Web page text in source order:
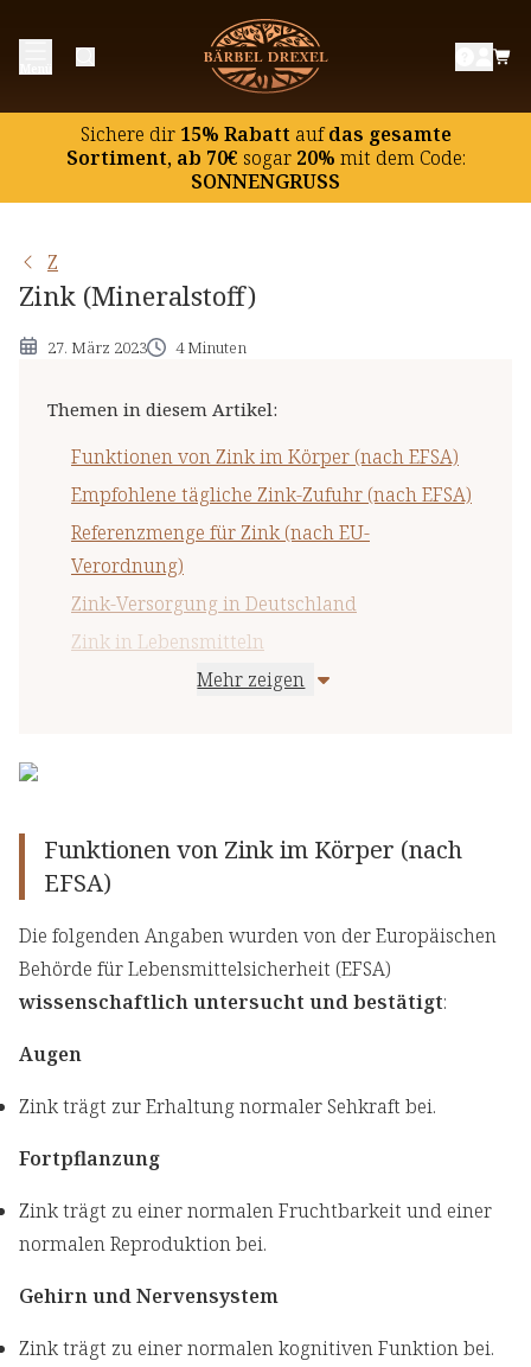
Sichere dir15% Rabatt aufdas gesamte
Sortiment, ab 70€ sogar20% mit dem Code:
SONNENGRUSS
Z
Zink (Mineralstoff)
27. März 2023 4 Minuten
Themen in diesem Artikel:
Funktionen von Zink im Körper (nach EFSA)
Empfohlene tägliche Zink-Zufuhr (nach EFSA)
Referenzmenge für Zink (nach EU-
Verordnung)
Zink-Versorgung in Deutschland
Zink in Lebensmitteln
Maximaler Zink-Gehalt in
Mehr zeigen
Funktionen von Zink im Körper (nach EFSA)
Empfohlene tägliche Zink-Zufuhr (nach EFSA)
Referenzmenge für Zink (nach EU-Verordnung)
Zink-Versorgung in Deutschland
Zink in Lebensmitteln
Nahrungsergänzungsmitteln (nach BfR)
Wichtige Hinweise
Funktionen von Zink im Körper (nach
EFSA)
Die folgenden Angaben wurden von der Europäischen
Behörde für Lebensmittelsicherheit (EFSA)
wissenschaftlich untersucht und bestätigt:
Augen
Zink trägt zur Erhaltung normaler Sehkraft bei.
Fortpflanzung
Zink trägt zu einer normalen Fruchtbarkeit und einer
normalen Reproduktion bei.
Gehirn und Nervensystem
Zink trägt zu einer normalen kognitiven Funktion bei.